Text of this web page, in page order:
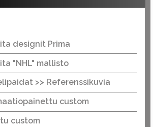
designit Prima
"NHL" mallisto
>> Referenssikuvia
custom
custom